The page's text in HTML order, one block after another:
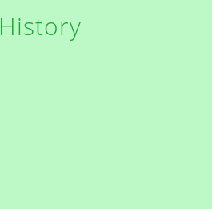
History